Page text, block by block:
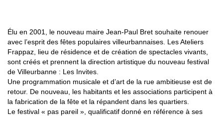
Élu en 2001, le nouveau maire Jean-Paul Bret souhaite renouer
avec l’esprit des fêtes populaires villeurbannaises. Les Ateliers
Frappaz, lieu de résidence et de création de spectacles vivants,
sont créés et prennent la direction artistique du nouveau festival
de Villeurbanne : Les Invites.
Une programmation musicale et d’art de la rue ambitieuse est de
retour. De nouveau, les habitants et les associations participent à
la fabrication de la fête et la répandent dans les quartiers.
Le festival « pas pareil », qualificatif donné en référence à ses